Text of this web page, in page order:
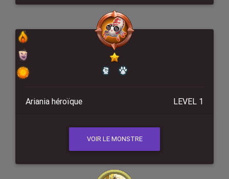
Ariania héroïque LEVEL 1
VOIR LE MONSTRE